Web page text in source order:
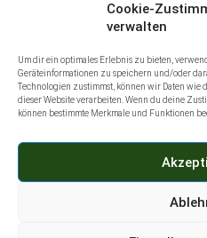
Cookie-
verwalten
Um dir ein optimales Erlebnis zu bieten,
Geräteinformationen zu speichern und/oder
Technologien zustimmst, können wir Daten wie
dieser Website verarbeiten. Wenn du deine
können bestimmte Merkmale und Funktionen
Karriere
Academy